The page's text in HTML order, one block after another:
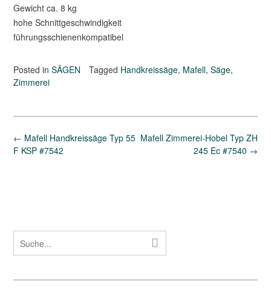
Gewicht ca. 8 kg
hohe Schnittgeschwindigkeit
führungsschienenkompatibel
Posted in SÄGEN Tagged Handkreissäge, Mafell, Säge,
Zimmerei
Post
navigation
Mafell Zimmerei-Hobel Typ ZH
245 Ec #7540 →
← Mafell Handkreissäge Typ 55
F KSP #7542